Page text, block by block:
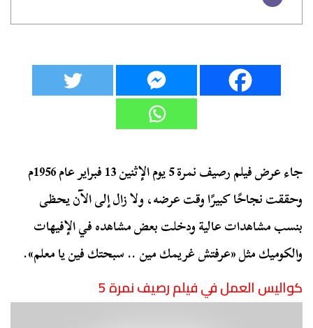
جاء عرض فيلم رصيف نمرة 5 يوم الإثنين 13 فبراير عام 1956م
وحققت نجاحًا كبيرًا وقت عرضه، ولا زال إلى الآن يحظى
بنسب مشاهدات عالية ودخلت بعض مشاهده في الإفيهات
والكوميك مثل «عرفتش غريمك مين .. سبحتك فين يا معلم».
كواليس العمل في فيلم رصيف نمرة 5